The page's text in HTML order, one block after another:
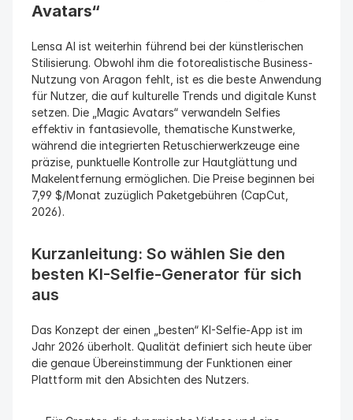
Avatars“
Lensa AI ist weiterhin führend bei der künstlerischen
Stilisierung. Obwohl ihm die fotorealistische Business-
Nutzung von Aragon fehlt, ist es die beste Anwendung
für Nutzer, die auf kulturelle Trends und digitale Kunst
setzen. Die „Magic Avatars“ verwandeln Selfies
effektiv in fantasievolle, thematische Kunstwerke,
während die integrierten Retuschierwerkzeuge eine
präzise, punktuelle Kontrolle zur Hautglättung und
Makelentfernung ermöglichen. Die Preise beginnen bei
7,99 $/Monat zuzüglich Paketgebühren (CapCut,
2026).
Kurzanleitung: So wählen Sie den
besten KI-Selfie-Generator für sich
aus
Das Konzept der einen „besten“ KI-Selfie-App ist im
Jahr 2026 überholt. Qualität definiert sich heute über
die genaue Übereinstimmung der Funktionen einer
Plattform mit den Absichten des Nutzers.